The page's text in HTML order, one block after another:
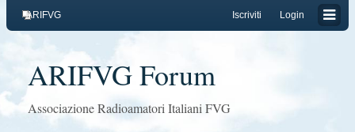
Login
Iscriviti
ARIFVG
ARIFVG Forum
Associazione Radioamatori Italiani FVG